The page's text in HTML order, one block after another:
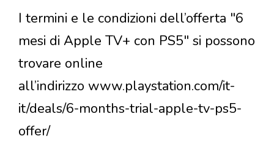
I termini e le condizioni dell’offerta "6
mesi di Apple TV+ con PS5" si possono
trovare online
all’indirizzo www.playstation.com/it-
it/deals/6-months-trial-apple-tv-ps5-
offer/